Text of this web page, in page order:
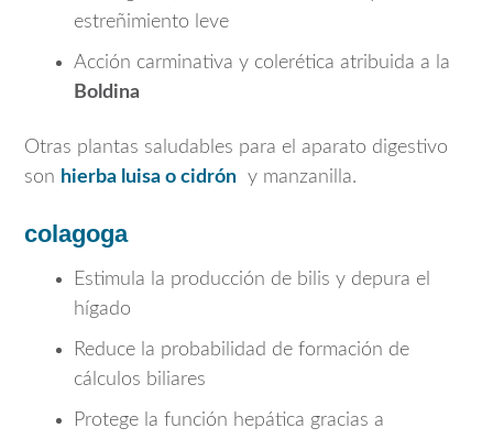
estreñimiento leve
Acción carminativa y colerética atribuida a la
Boldina
Otras plantas saludables para el aparato digestivo
son hierba luisa o cidrón y manzanilla.
colagoga
Estimula la producción de bilis y depura el
hígado
Reduce la probabilidad de formación de
cálculos biliares
Protege la función hepática gracias a